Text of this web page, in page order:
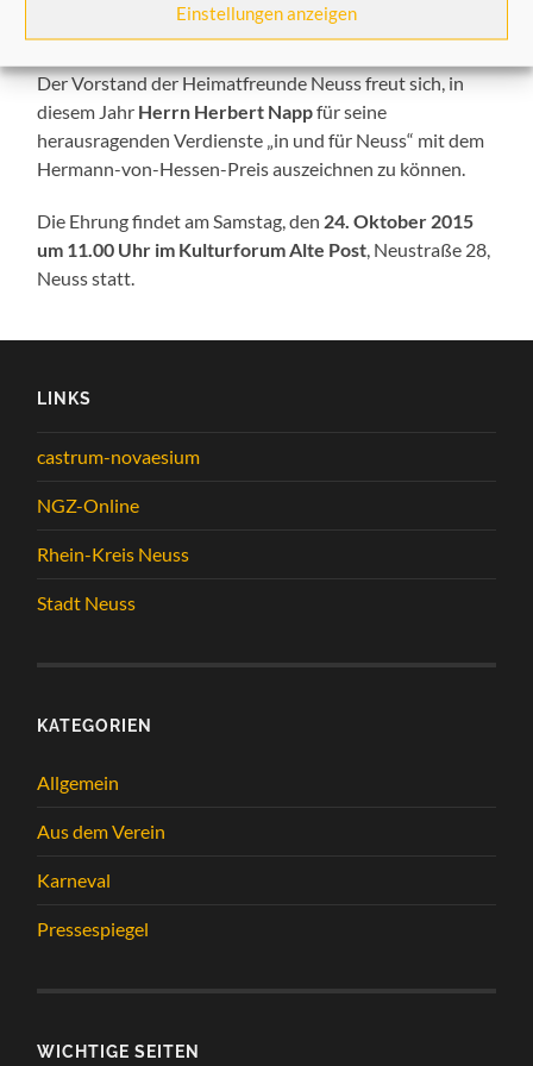
Einstellungen anzeigen
und Landschaft Neuss verdient gemacht haben.
Der Vorstand der Heimatfreunde Neuss freut sich, in
diesem Jahr Herrn Herbert Nappfür seine
herausragenden Verdienste „in und für Neuss“ mit dem
Hermann-von-Hessen-Preis auszeichnen zu können.
Die Ehrung findet am Samstag, den 24. Oktober 2015
um 11.00 Uhr im Kulturforum Alte Post, Neustraße 28,
Neuss statt.
LINKS
castrum-novaesium
NGZ-Online
Rhein-Kreis Neuss
Stadt Neuss
KATEGORIEN
Allgemein
Aus dem Verein
Karneval
Pressespiegel
WICHTIGE SEITEN